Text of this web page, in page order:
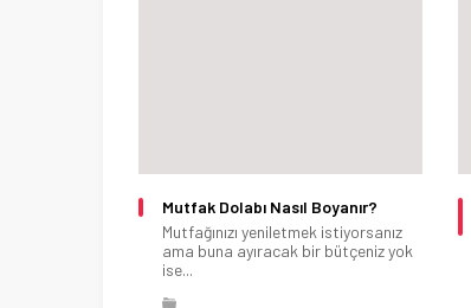
Mutfak Dolabı Nasıl Boyanır?
Mutfağınızı yeniletmek istiyorsanız
ama buna ayıracak bir bütçeniz yok
ise...